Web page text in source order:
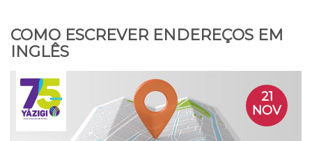
COMO ESCREVER ENDEREÇOS EM
INGLÊS
21
NOV